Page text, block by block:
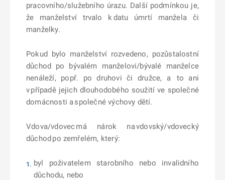
pracovního/služebního úrazu. Další podmínkou je,
že manželství trvalo k datu úmrtí manžela či
manželky.
Pokud bylo manželství rozvedeno, pozůstalostní
důchod po bývalém manželovi/bývalé manželce
nenáleží, popř. po druhovi či družce, a to ani
v případě jejich dlouhodobého soužití ve společné
domácnosti a společné výchovy dětí.
Vdova/vdovec má nárok na vdovský/vdovecký
důchod po zemřelém, který:
byl poživatelem starobního nebo invalidního
důchodu, nebo